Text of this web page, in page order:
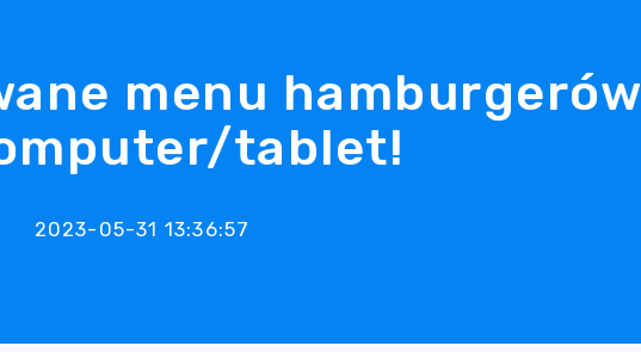
menu hamburgerów
tablet!
2023-05-31 13:36:57